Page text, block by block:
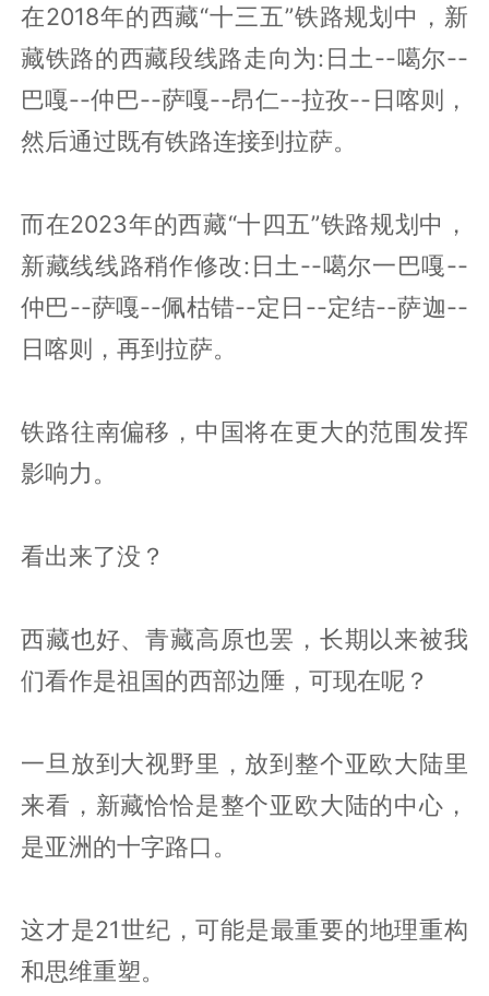
在2018年的西藏“十三五”铁路规划中，新
藏铁路的西藏段线路走向为:日土--噶尔--
巴嘎--仲巴--萨嘎--昂仁--拉孜--日喀则，
然后通过既有铁路连接到拉萨。
而在2023年的西藏“十四五”铁路规划中，
新藏线线路稍作修改:日土--噶尔一巴嘎--
仲巴--萨嘎--佩枯错--定日--定结--萨迦--
日喀则，再到拉萨。
铁路往南偏移，中国将在更大的范围发挥
影响力。
看出来了没？
西藏也好、青藏高原也罢，长期以来被我
们看作是祖国的西部边陲，可现在呢？
一旦放到大视野里，放到整个亚欧大陆里
来看，新藏恰恰是整个亚欧大陆的中心，
是亚洲的十字路口。
这才是21世纪，可能是最重要的地理重构
和思维重塑。